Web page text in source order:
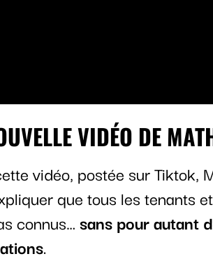
VIDÉO DE
vidéo, postée sur Tiktok,
que tous les tenants
connus…sans pour autant
.